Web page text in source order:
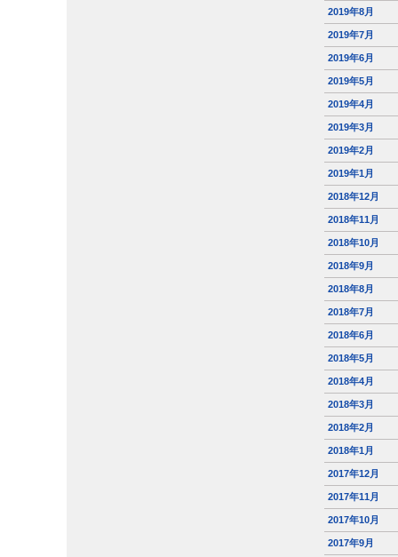
2019年8月
2019年7月
2019年6月
2019年5月
2019年4月
2019年3月
2019年2月
2019年1月
2018年12月
2018年11月
2018年10月
2018年9月
2018年8月
2018年7月
2018年6月
2018年5月
2018年4月
2018年3月
2018年2月
2018年1月
2017年12月
2017年11月
2017年10月
2017年9月